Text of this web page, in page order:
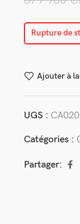
Rupture de
Ajouter à
UGS :
Catégories :
Partager: